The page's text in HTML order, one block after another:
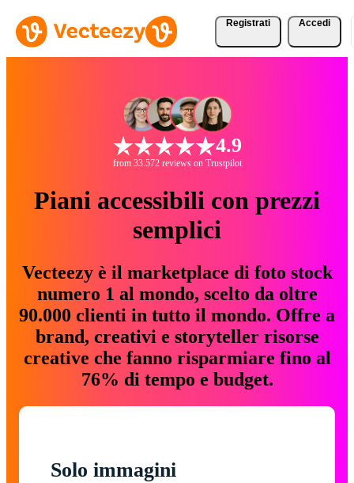
Registrati Accedi
4.9
from 33.572 reviews on Trustpilot
Piani accessibili con prezzi
semplici
Vecteezy è il marketplace di foto stock
numero 1 al mondo, scelto da oltre
90.000 clienti in tutto il mondo. Offre a
brand, creativi e storyteller risorse
creative che fanno risparmiare fino al
76% di tempo e budget.
Solo immagini